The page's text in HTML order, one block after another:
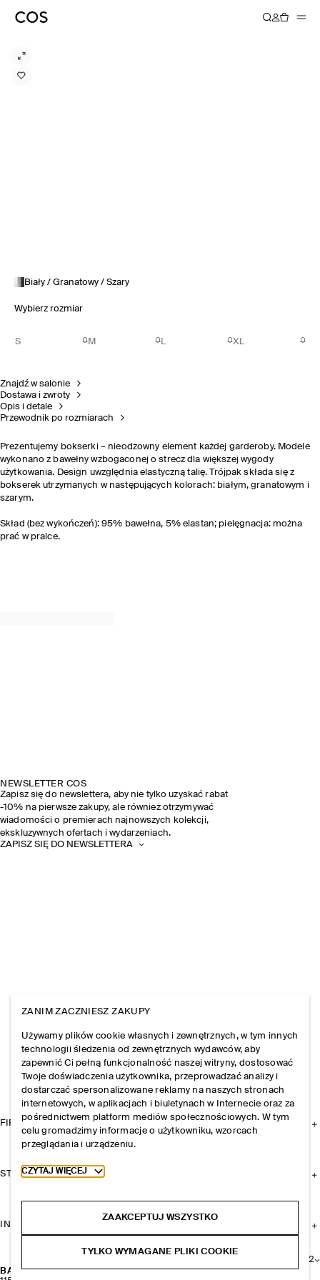
Biały / Granatowy / Szary
Wybierz rozmiar
S M L XL
Znajdź w salonie
Dostawa i zwroty
Opis i detale
Przewodnik po rozmiarach
Prezentujemy bokserki – nieodzowny element każdej garderoby. Modele
wykonano z bawełny wzbogaconej o strecz dla większej wygody
użytkowania. Design uwzględnia elastyczną talię. Trójpak składa się z
bokserek utrzymanych w następujących kolorach: białym, granatowym i
szarym.
Skład (bez wykończeń): 95% bawełna, 5% elastan; pielęgnacja: można
prać w pralce.
BAWEŁNIANE BOKSERKI – TRÓJPAK
2
NEWSLETTER COS
Zapisz się do newslettera, aby nie tylko uzyskać rabat
-10% na pierwsze zakupy, ale również otrzymywać
wiadomości o premierach najnowszych kolekcji,
ekskluzywnych ofertach i wydarzeniach.
ZAPISZ SIĘ DO NEWSLETTERA
FIRMA
STREFA KLIENTA
INFORMACJE I REGULAMINY
ZANIM ZACZNIESZ ZAKUPY
Używamy plików cookie własnych i zewnętrznych, w tym innych
technologii śledzenia od zewnętrznych wydawców, aby
zapewnić Ci pełną funkcjonalność naszej witryny, dostosować
Twoje doświadczenia użytkownika, przeprowadzać analizy i
dostarczać spersonalizowane reklamy na naszych stronach
internetowych, w aplikacjach i biuletynach w Internecie oraz za
pośrednictwem platform mediów społecznościowych. W tym
celu gromadzimy informacje o użytkowniku, wzorcach
przeglądania i urządzeniu.
Toggle more cookie information
CZYTAJ WIĘCEJ
ZAAKCEPTUJ WSZYSTKO
TYLKO WYMAGANE PLIKI COOKIE